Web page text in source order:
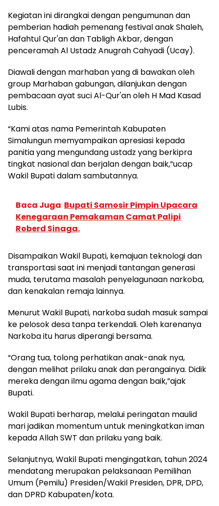
Kegiatan ini dirangkai dengan pengumunan dan
pemberian hadiah pemenang festival anak Shaleh,
Hafahtul Qur'an dan Tabligh Akbar, dengan
penceramah Al Ustadz Anugrah Cahyadi (Ucay).
Diawali dengan marhaban yang di bawakan oleh
group Marhaban gabungan, dilanjukan dengan
pembacaan ayat suci Al-Qur'an oleh H Mad Kasad
Lubis.
“Kami atas nama Pemerintah Kabupaten
Simalungun memyampaikan apresiasi kepada
panitia yang mengundang ustadz yang berkipra
tingkat nasional dan berjalan dengan baik,”ucap
Wakil Bupati dalam sambutannya.
Baca Juga Bupati Samosir Pimpin Upacara
Kenegaraan Pemakaman Camat Palipi
Roberd Sinaga.
Disampaikan Wakil Bupati, kemajuan teknologi dan
transportasi saat ini menjadi tantangan generasi
muda, terutama masalah penyelagunaan narkoba,
dan kenakalan remaja lainnya.
Menurut Wakil Bupati, narkoba sudah masuk sampai
ke pelosok desa tanpa terkendali. Oleh karenanya
Narkoba itu harus diperangi bersama.
“Orang tua, tolong perhatikan anak-anak nya,
dengan melihat prilaku anak dan perangainya. Didik
mereka dengan ilmu agama dengan baik,”ajak
Bupati.
Wakil Bupati berharap, melalui peringatan maulid
mari jadikan momentum untuk meningkatkan iman
kepada Allah SWT dan prilaku yang baik.
Selanjutnya, Wakil Bupati mengingatkan, tahun 2024
mendatang merupakan pelaksanaan Pemilihan
Umum (Pemilu) Presiden/Wakil Presiden, DPR, DPD,
dan DPRD Kabupaten/kota.